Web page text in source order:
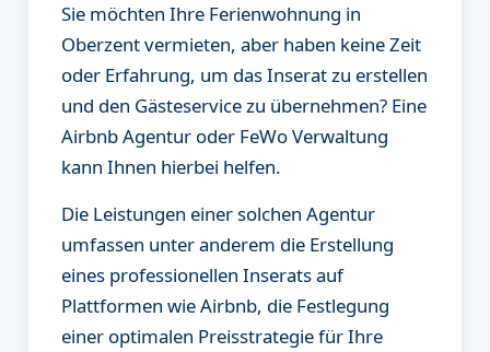
Sie möchten Ihre Ferienwohnung in
Oberzent vermieten, aber haben keine Zeit
oder Erfahrung, um das Inserat zu erstellen
und den Gästeservice zu übernehmen? Eine
Airbnb Agentur oder FeWo Verwaltung
kann Ihnen hierbei helfen.
Die Leistungen einer solchen Agentur
umfassen unter anderem die Erstellung
eines professionellen Inserats auf
Plattformen wie Airbnb, die Festlegung
einer optimalen Preisstrategie für Ihre